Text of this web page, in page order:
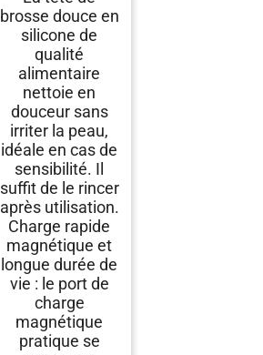
brosse douce en
silicone de
qualité
alimentaire
nettoie en
douceur sans
irriter la peau,
idéale en cas de
sensibilité. Il
suffit de le rincer
après utilisation.
Charge rapide
magnétique et
longue durée de
vie : le port de
charge
magnétique
pratique se